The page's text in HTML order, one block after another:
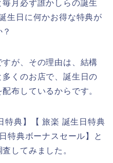
月必ず誰かしらの誕生
生日に何かお得な特典が
が、その理由は、結構
くのお店で、誕生日の
布しているからです。
特典】【 旅楽 誕生日特典
特典ボーナスセール】と
してみました。